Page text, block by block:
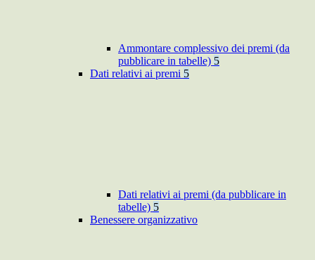
Ammontare complessivo dei premi (da
pubblicare in tabelle) 5
Dati relativi ai premi 5
Dati relativi ai premi (da pubblicare in
tabelle) 5
Benessere organizzativo